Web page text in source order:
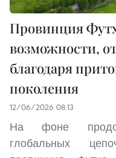
Провинция
возможности,
благодаря
поколения
12/06/2026 08:13
На фоне
глобальных